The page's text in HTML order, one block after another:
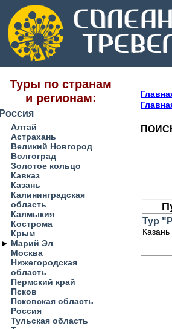
Туры по странам
и регионам:
Россия
Алтай
Астрахань
Великий Новгород
Волгоград
Золотое кольцо
Кавказ
Казань
Калининградская
область
Калмыкия
Кострома
Крым
► Марий Эл
Москва
Нижегородская
область
Пермский край
Псков
Псковская область
Россия
Тульская область
Тур